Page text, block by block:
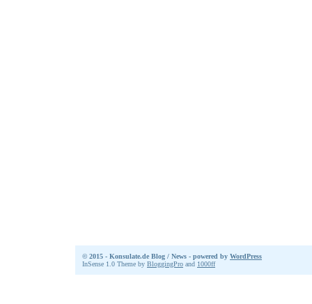
© 2015 - Konsulate.de Blog / News - powered by WordPress
InSense 1.0 Theme by BloggingPro and 1000ff